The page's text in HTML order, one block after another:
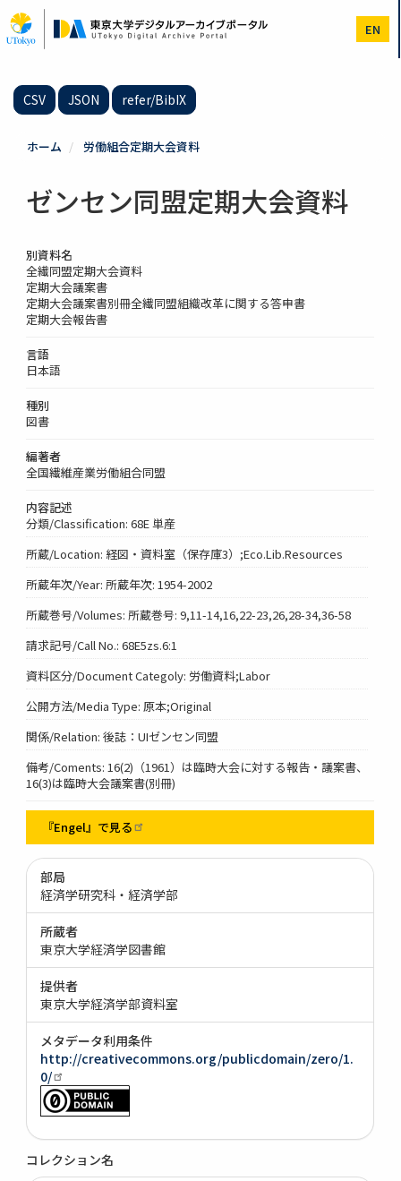
イ
ン
EN
CSV JSON refer/BibIX
ホーム 労働組合定期大会資料
ゼンセン同盟定期大会資料
別資料名
全繊同盟定期大会資料
定期大会議案書
定期大会議案書別冊全繊同盟組織改革に関する答申書
定期大会報告書
言語
日本語
種別
図書
編著者
全国繊維産業労働組合同盟
内容記述
分類/Classification: 68E 単産
所蔵/Location: 経図・資料室（保存庫3）;Eco.Lib.Resources
所蔵年次/Year: 所蔵年次: 1954-2002
所蔵巻号/Volumes: 所蔵巻号: 9,11-14,16,22-23,26,28-34,36-58
請求記号/Call No.: 68E5zs.6:1
資料区分/Document Categoly: 労働資料;Labor
公開方法/Media Type: 原本;Original
関係/Relation: 後誌：UIゼンセン同盟
備考/Coments: 16(2)（1961）は臨時大会に対する報告・議案書、
16(3)は臨時大会議案書(別冊)
『Engel』で見る
部局
経済学研究科・経済学部
所蔵者
東京大学経済学図書館
提供者
東京大学経済学部資料室
メタデータ利用条件
http://creativecommons.org/publicdomain/zero/1.
0/
コレクション名